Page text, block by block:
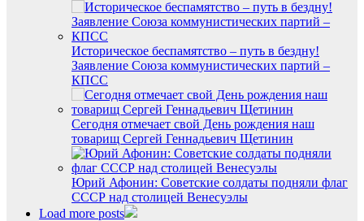
Историческое беспамятство – путь в бездну!
Заявление Союза коммунистических партий –
КПСС
Сегодня отмечает свой День рождения наш
товарищ Сергей Геннадьевич Щетинин
Юрий Афонин: Советские солдаты подняли флаг
СССР над столицей Венесуэлы
Load more posts